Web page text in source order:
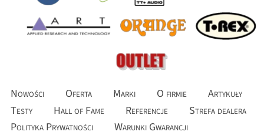
Nowości Oferta Marki O firmie
Artykuły
Testy
Hall of Fame Referencje
Strefa dealera
Polityka Prywatności
Warunki Gwarancji